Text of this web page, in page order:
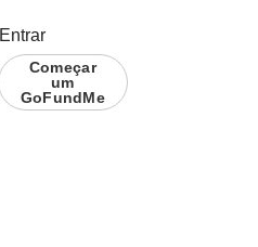
Entrar
Começar
um
GoFundMe